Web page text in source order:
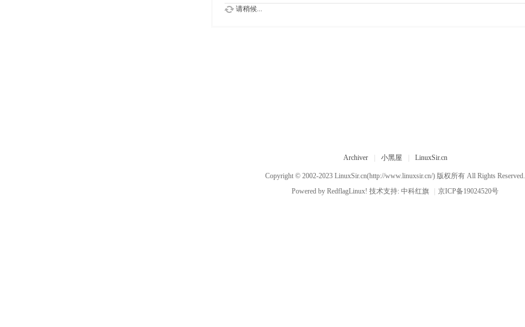
请稍候...
Archiver 小黑屋 LinuxSir.cn
Copyright © 2002-2023 LinuxSir.cn(http://www.linuxsir.cn/) 版权所有 All Rights Reserved.
Powered by RedflagLinux! 技术支持: 中科红旗 京ICP备19024520号